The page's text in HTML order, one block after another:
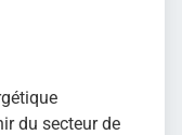
du secteur de